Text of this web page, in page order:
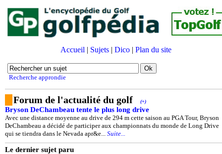
Accueil | Sujets | Dico | Plan du site
Recherche approndie
Forum de l'actualité du golf (+)
Bryson DeChambeau tente le plus long drive
Avec une distance moyenne au drive de 294 m cette saison au PGA Tour, Bryson
DeChambeau a décidé de participer aux championnats du monde de Long Drive
qui se tiendra dans le Nevada apr&e... Suite...
Le dernier sujet paru